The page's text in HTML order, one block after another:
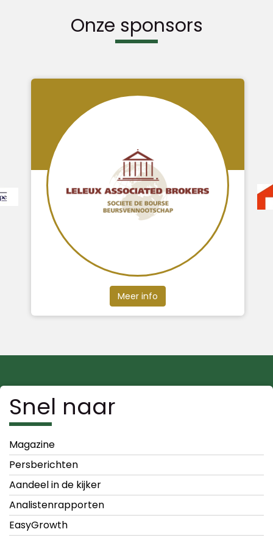
Onze sponsors
Meer info
Snel naar
Magazine
Persberichten
Aandeel in de kijker
Analistenrapporten
EasyGrowth